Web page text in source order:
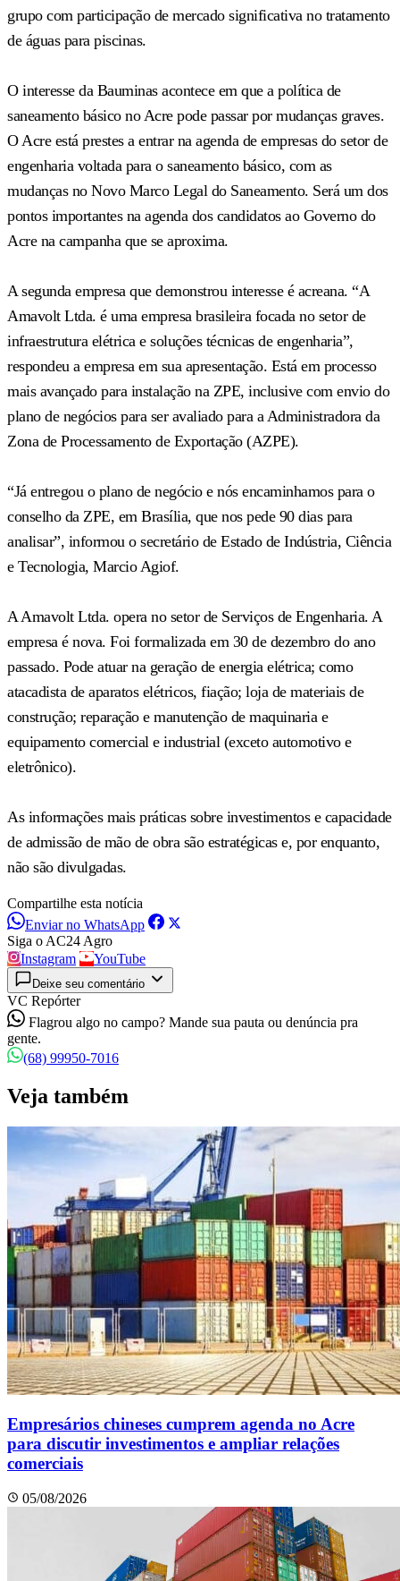
grupo com participação de mercado significativa no tratamento
de águas para piscinas.
O interesse da Bauminas acontece em que a política de
saneamento básico no Acre pode passar por mudanças graves.
O Acre está prestes a entrar na agenda de empresas do setor de
engenharia voltada para o saneamento básico, com as
mudanças no Novo Marco Legal do Saneamento. Será um dos
pontos importantes na agenda dos candidatos ao Governo do
Acre na campanha que se aproxima.
A segunda empresa que demonstrou interesse é acreana. “A
Amavolt Ltda. é uma empresa brasileira focada no setor de
infraestrutura elétrica e soluções técnicas de engenharia”,
respondeu a empresa em sua apresentação. Está em processo
mais avançado para instalação na ZPE, inclusive com envio do
plano de negócios para ser avaliado para a Administradora da
Zona de Processamento de Exportação (AZPE).
“Já entregou o plano de negócio e nós encaminhamos para o
conselho da ZPE, em Brasília, que nos pede 90 dias para
analisar”, informou o secretário de Estado de Indústria, Ciência
e Tecnologia, Marcio Agiof.
A Amavolt Ltda. opera no setor de Serviços de Engenharia. A
empresa é nova. Foi formalizada em 30 de dezembro do ano
passado. Pode atuar na geração de energia elétrica; como
atacadista de aparatos elétricos, fiação; loja de materiais de
construção; reparação e manutenção de maquinaria e
equipamento comercial e industrial (exceto automotivo e
eletrônico).
As informações mais práticas sobre investimentos e capacidade
de admissão de mão de obra são estratégicas e, por enquanto,
não são divulgadas.
Compartilhe esta notícia
Enviar no WhatsApp
Siga o AC24 Agro
Instagram
YouTube
Deixe seu comentário
VC Repórter
Flagrou algo no campo? Mande sua pauta ou denúncia pra
gente.
(68) 99950-7016
Veja também
Empresários chineses cumprem agenda no Acre
para discutir investimentos e ampliar relações
comerciais
05/08/2026